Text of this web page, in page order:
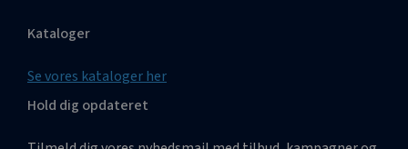
Kataloger
Se vores kataloger her
Hold dig opdateret